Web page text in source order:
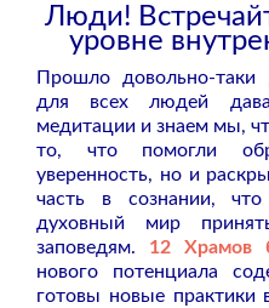
Люди!
уровне
Прошло довольно-таки
для всех людей
медитации и знаем мы,
то, что помогли
уверенность, но и
часть в сознании,
духовный мир
заповедям. 12 Храмов
нового потенциала
готовы новые практики